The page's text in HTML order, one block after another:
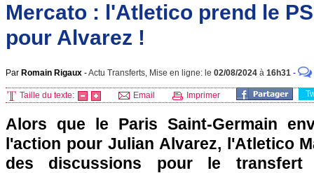
Mercato : l'Atletico prend le
pour Alvarez !
Par Romain Rigaux -Actu Transferts, Mise en ligne: le 02/08/2024 à 16h31 -
Taille du texte: Email Imprimer
Alors que le Paris Saint-Germain
l'action pour Julian Alvarez, l'Atletico
des discussions pour le transfert